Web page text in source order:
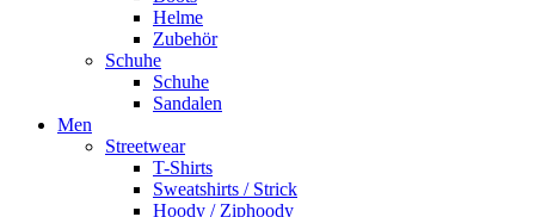
Helme
Zubehör
Schuhe
Schuhe
Sandalen
Men
Streetwear
T-Shirts
Sweatshirts / Strick
Hoody / Ziphoody